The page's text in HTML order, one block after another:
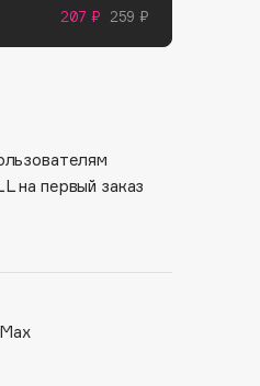
207 ₽ 259 ₽
на первый заказ